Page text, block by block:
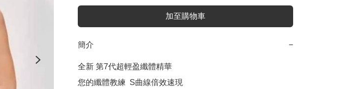
加至購物車
簡介 −
全新 第7代超輕盈纖體精華
您的纖體教練  S曲線倍效速現